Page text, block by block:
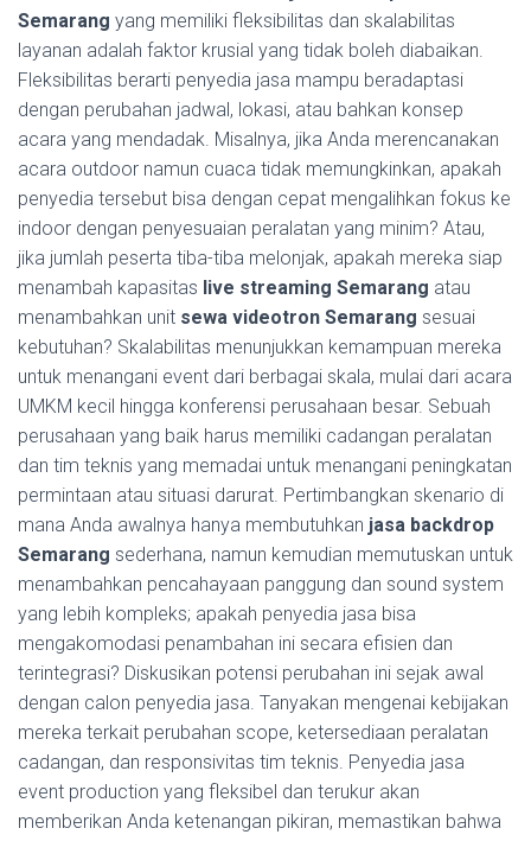
Semarang yang memiliki fleksibilitas dan skalabilitas
layanan adalah faktor krusial yang tidak boleh diabaikan.
Fleksibilitas berarti penyedia jasa mampu beradaptasi
dengan perubahan jadwal, lokasi, atau bahkan konsep
acara yang mendadak. Misalnya, jika Anda merencanakan
acara outdoor namun cuaca tidak memungkinkan, apakah
penyedia tersebut bisa dengan cepat mengalihkan fokus ke
indoor dengan penyesuaian peralatan yang minim? Atau,
jika jumlah peserta tiba-tiba melonjak, apakah mereka siap
menambah kapasitas live streaming Semarang atau
menambahkan unit sewa videotron Semarang sesuai
kebutuhan? Skalabilitas menunjukkan kemampuan mereka
untuk menangani event dari berbagai skala, mulai dari acara
UMKM kecil hingga konferensi perusahaan besar. Sebuah
perusahaan yang baik harus memiliki cadangan peralatan
dan tim teknis yang memadai untuk menangani peningkatan
permintaan atau situasi darurat. Pertimbangkan skenario di
mana Anda awalnya hanya membutuhkan jasa backdrop
Semarang sederhana, namun kemudian memutuskan untuk
menambahkan pencahayaan panggung dan sound system
yang lebih kompleks; apakah penyedia jasa bisa
mengakomodasi penambahan ini secara efisien dan
terintegrasi? Diskusikan potensi perubahan ini sejak awal
dengan calon penyedia jasa. Tanyakan mengenai kebijakan
mereka terkait perubahan scope, ketersediaan peralatan
cadangan, dan responsivitas tim teknis. Penyedia jasa
event production yang fleksibel dan terukur akan
memberikan Anda ketenangan pikiran, memastikan bahwa